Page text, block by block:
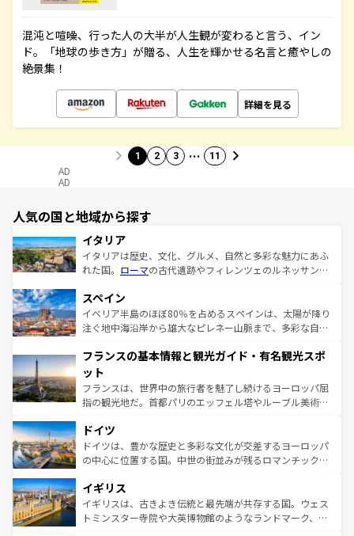
混沌と喧噪、行った人の大半が人生観が変わると言う、イン
ド。「地球の歩き方」が贈る、人生を輝かせる名言と癒やしの
絶景集！
詳細を見る
1 2 3 … 11
AD
AD
人気の国と地域から探す
イタリア
イタリアは歴史、文化、グルメ、自然と多彩な魅力にあふ
れた国。 ローマの古代遺跡やフィレンツェのルネッサンス
ろん、トスカーナの美しい田園風景やアマルフィ海岸の絶
景など、自然景観も見逃せない。観光の合間には、本場の
ピザやパスタなど、絶品のイタリア料理を堪能することも
ませてくれるイタリアで、忘れられない旅をしてみよう！
なお、新着のイタリア情報は
しい。
スペイン
イベリア半島のほぼ80％を占めるスペインは、太陽が降り
注ぐ地中海沿岸から雄大なピレネー山脈まで、多彩な自然
文化が根付くこの国では、情熱的なフラメンコ、熱気あふ
れる闘牛、そして美味しいタパスが生活の一部となってい
る。首都マドリードの洗練された雰囲気や、バルセロナの
アートに溢れた街角から、地方では古代ローマ遺跡や中世
せる。地方によって風土や気候が異なるスペインはその個
性で訪れる人を魅了する。 なお、新着のスペイン情報は コ
ンテンツ一覧を参照してほしい。
フランスの基本情報と観光ガイド・有名観光スポ
ット
フランスは、世界中の旅行者を魅了し続けるヨーロッパ屈
指の観光地だ。首都パリのエッフェル塔やルーブル美術館
で、幅広い魅力が詰まっている。華麗な宮殿、歴史的な大
聖堂、美しいビーチ、そして豊かな自然が、訪れる者を心
から魅了する。また、フランスは美食の国としても知ら
いる。シャンパンの発祥地であるランス、プロヴァンスの
香り高いラベンダー畑など、多彩な楽しみ方が可能だ。さ
らに、パリ以外の地域にも魅力が溢れており、どの街角に
ドイツ
ドイツは、豊かな歴史と多彩な文化が交差するヨーロッパ
の中心に位置する国。中世の街並みが残るロマンチック街
顔を持つこの国は、どこを歩いても飽きることがない。ベ
ルリンの文化的活気、バイエルン州のアルプスの絶景、そ
してライン川沿いのワイン畑といった風景は必見。ビール
イギリス
イギリスは、古きよき伝統と最先端が共存する国。ウェス
トミンスター寺院や大英博物館のようなランドマーク、歴